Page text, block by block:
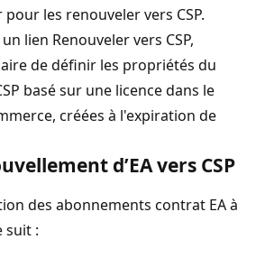
les renouveler vers CSP.
lien Renouveler vers CSP,
de définir les propriétés du
basé sur une licence dans le
créées à l'expiration de
d’EA vers CSP
des abonnements contrat EA à
suit :